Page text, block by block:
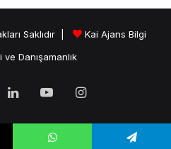
Saklıdır |
Kai Ajans Bilgi
Danışamanlık
LinkedInYouTubeInstagram